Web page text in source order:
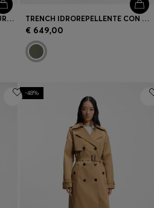
CAPPOTTO CORTO CON CINTURA IN POPELINE DI COTONE TRENCH IDROREPELLENTE CON CINTURA
€ 649,00
-48%